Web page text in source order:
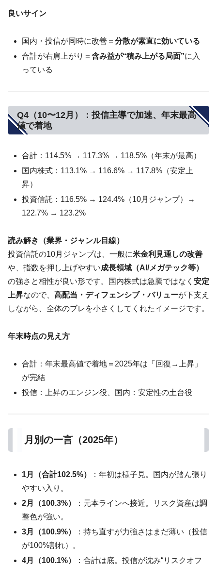
良いサイン
国内・投信が同時に改善＝分散が素直に効いている
合計が右肩上がり＝含み益が“積み上がる局面”に入
っている
Q4（10〜12月）：投信主導で加速、年末最高
値で着地
合計：114.5% → 117.3% → 118.5%（年末が最高）
国内株式：113.1% → 116.6% → 117.8%（安定上
昇）
投資信託：116.5% → 124.4%（10月ジャンプ）→
122.7% → 123.2%
読み解き（業界・ジャンル目線）
投資信託の10月ジャンプは、一般に米金利見通しの改善
や、指数を押し上げやすい成長領域（AI/メガテック等）
の強さと相性が良い形です。国内株式は急騰ではなく 安定
上昇なので、 高配当・ディフェンシブ・バリューが下支え
しながら、全体のブレを小さくしてくれたイメージです。
年末時点の見え方
合計：年末最高値で着地＝2025年は「回復→上昇」
が完結
投信：上昇のエンジン役、国内：安定性の土台役
月別の一言（2025年）
1月（合計102.5%）
：年初は様子見。国内が踏ん張り
やすい入り。
2月（100.3%）
：元本ラインへ接近。リスク資産は調
整色が強い。
3月（100.9%）
：持ち直すが力強さはまだ薄い（投信
が100%割れ）。
4月（100.1%）
：合計は底。投信が沈み“リスクオフ